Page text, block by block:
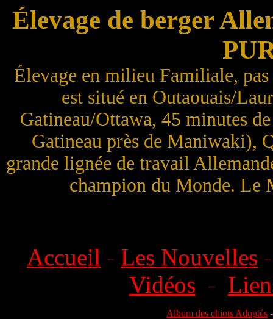
Élevage de berger
Élevage en milieu Familiale,
est situé en Outaouais/
Gatineau/Ottawa, 45 minutes
Gatineau près de Maniwaki),
grande lignée de travail
champion du Monde. Le
Accueil - Les Nouvelles
Vidéos -
Album des chiots Adoptés